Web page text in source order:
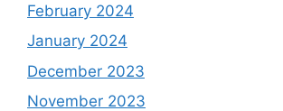
February 2024
January 2024
December 2023
November 2023